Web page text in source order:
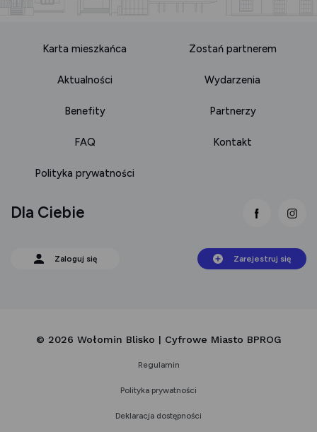
Karta mieszkańca Zostań partnerem
Aktualności Wydarzenia
Benefity Partnerzy
FAQ Kontakt
Polityka prywatności
link
Dla Ciebie
Zaloguj się Zarejestruj się
© 2026 Wołomin Blisko | Cyfrowe Miasto BPROG
Regulamin
Polityka prywatności
Deklaracja dostępności